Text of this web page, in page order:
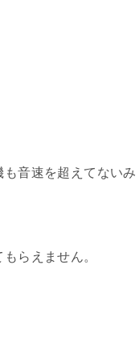
音速を超えてないみ
らえません。